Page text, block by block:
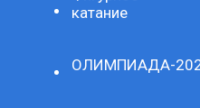
катание
ОЛИМПИАДА-